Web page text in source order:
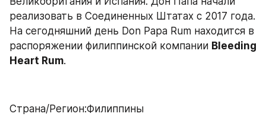
реализовать в Соединенных Штатах с 2017 года.
На сегодняшний день Don Papa Rum находится в
распоряжении филиппинской компании Bleeding
Heart Rum.
Страна/Регион:Филиппины